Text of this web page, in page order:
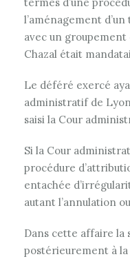
l’aménagement
avec un
Chazal était
Le déféré exercé
administratif de
saisi la Cour
Si la Cour
procédure
entachée
autant l’annulation
Dans cette affaire la
postérieurement à